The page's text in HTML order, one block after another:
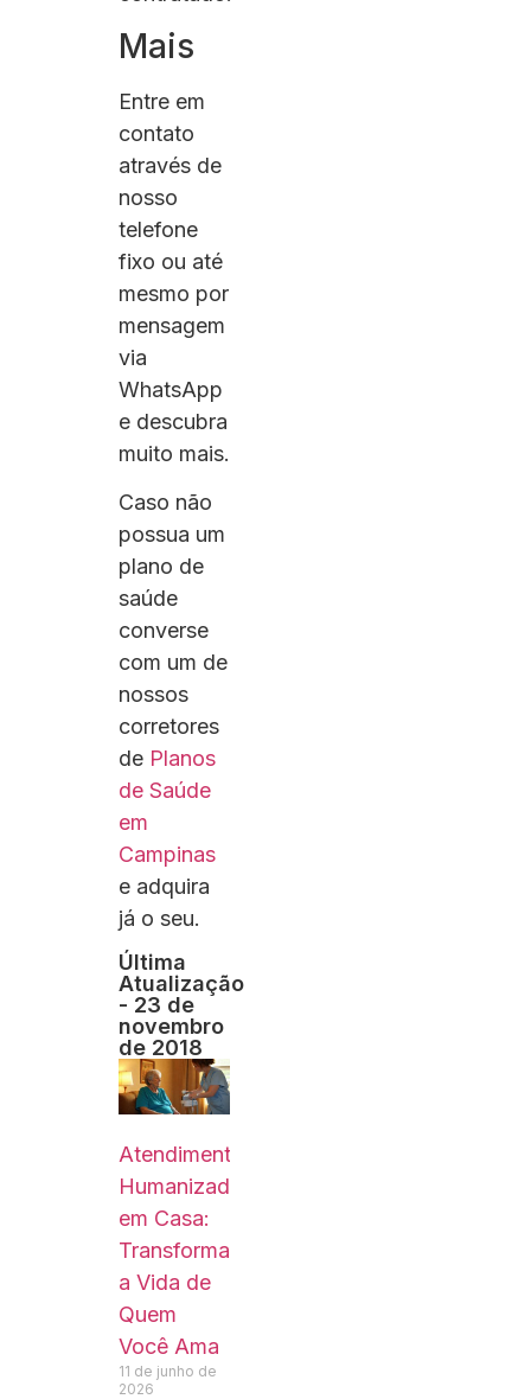
Mais
Entre em
contato
através de
nosso
telefone
fixo ou até
mesmo por
mensagem
via
WhatsApp
e descubra
muito mais.
Caso não
possua um
plano de
saúde
converse
com um de
nossos
corretores
de Planos
de Saúde
em
Campinas
e adquira
já o seu.
Última
Atualização
- 23 de
novembro
de 2018
Atendimento
Humanizado
em Casa:
Transformando
a Vida de
Quem
Você Ama
11 de junho de
2026